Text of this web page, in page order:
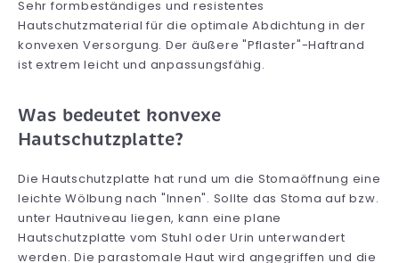
Sehr formbeständiges und resistentes
Hautschutzmaterial für die optimale Abdichtung in der
konvexen Versorgung. Der äußere "Pflaster"-Haftrand
ist extrem leicht und anpassungsfähig.
Was bedeutet konvexe
Hautschutzplatte?
Die Hautschutzplatte hat rund um die Stomaöffnung eine
leichte Wölbung nach "Innen". Sollte das Stoma auf bzw.
unter Hautniveau liegen, kann eine plane
Hautschutzplatte vom Stuhl oder Urin unterwandert
werden. Die parastomale Haut wird angegriffen und die